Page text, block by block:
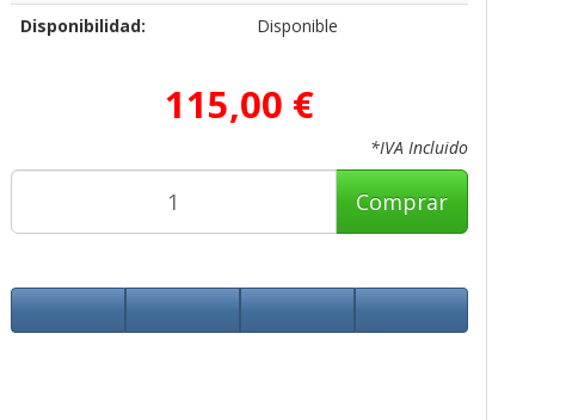
Disponibilidad:
Disponible
115,00 €
*IVA Incluido
Comprar